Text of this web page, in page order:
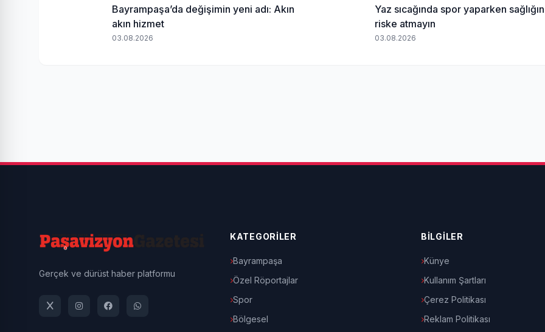
Bayrampaşa’da değişimin yeni adı: Akın
akın hizmet
03.08.2026
Yaz sıcağında spor yaparken
riske atmayın
03.08.2026
Gerçek ve dürüst haber platformu
KATEGORİLER
Bayrampaşa
Özel Röportajlar
Spor
Bölgesel
BİLGİLER
Künye
Kullanım Şartları
Çerez Politikası
Reklam Politikası